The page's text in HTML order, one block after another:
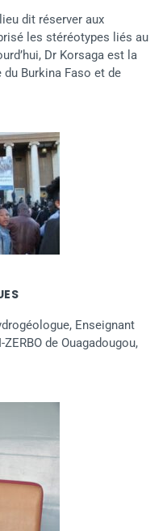
dit réserver aux
les stéréotypes liés au
Dr Korsaga est la
Burkina Faso et de
Enseignant
de Ouagadougou,